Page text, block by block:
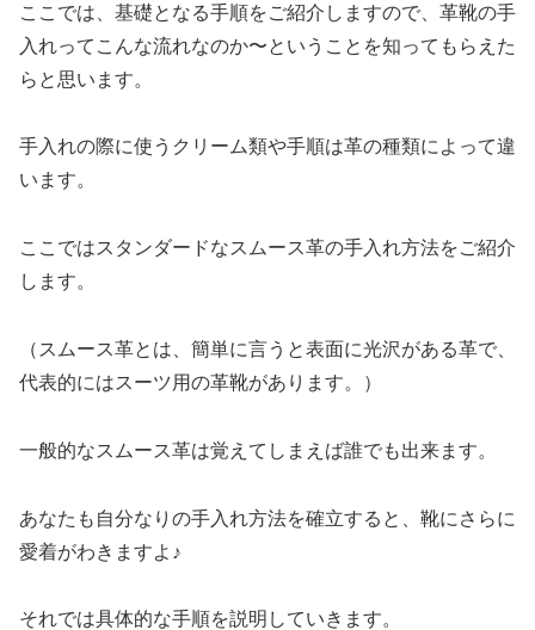
ここでは、基礎となる手順をご紹介しますので、革靴の手
入れってこんな流れなのか〜ということを知ってもらえた
らと思います。
手入れの際に使うクリーム類や手順は革の種類によって違
います。
ここではスタンダードなスムース革の手入れ方法をご紹介
します。
（スムース革とは、簡単に言うと表面に光沢がある革で、
代表的にはスーツ用の革靴があります。）
一般的なスムース革は覚えてしまえば誰でも出来ます。
あなたも自分なりの手入れ方法を確立すると、靴にさらに
愛着がわきますよ♪
それでは具体的な手順を説明していきます。